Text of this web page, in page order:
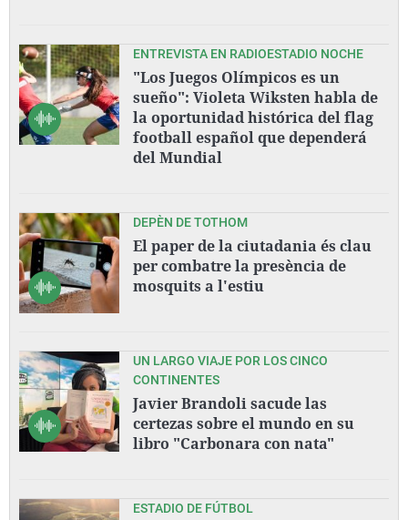
ENTREVISTA EN RADIOESTADIO NOCHE
"Los Juegos Olímpicos es un
sueño": Violeta Wiksten habla de
la oportunidad histórica del flag
football español que dependerá
del Mundial
DEPÈN DE TOTHOM
El paper de la ciutadania és clau
per combatre la presència de
mosquits a l'estiu
UN LARGO VIAJE POR LOS CINCO
CONTINENTES
Javier Brandoli sacude las
certezas sobre el mundo en su
libro "Carbonara con nata"
ESTADIO DE FÚTBOL